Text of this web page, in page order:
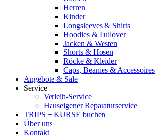
Herren
Kinder
Longsleeves & Shirts
Hoodies & Pullover
Jacken & Westen
Shorts & Hosen
Röcke & Kleider
Caps, Beanies & Accessoires
Angebote & Sale
Service
Verleih-Service
Hauseigener Reparaturservice
TRIPS + KURSE buchen
Über uns
Kontakt